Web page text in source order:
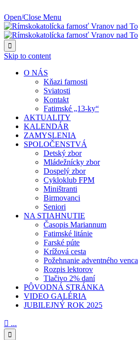
Open/Close Menu

Skip to content
O NÁS
Kňazi farnosti
Sviatosti
Kontakt
Fatimské „13-ky“
AKTUALITY
KALENDÁR
ZAMYSLENIA
SPOLOČENSTVÁ
Detský zbor
Mládežnícky zbor
Dospelý zbor
Cykloklub FPM
Miništranti
Birmovanci
Seniori
NA STIAHNUTIE
Časopis Mariannum
Fatimské litánie
Farské púte
Krížová cesta
Požehnanie adventného venca
Rozpis lektorov
Tlačivo 2% daní
PÔVODNÁ STRÁNKA
VIDEO GALÉRIA
JUBILEJNÝ ROK 2025
 ...
